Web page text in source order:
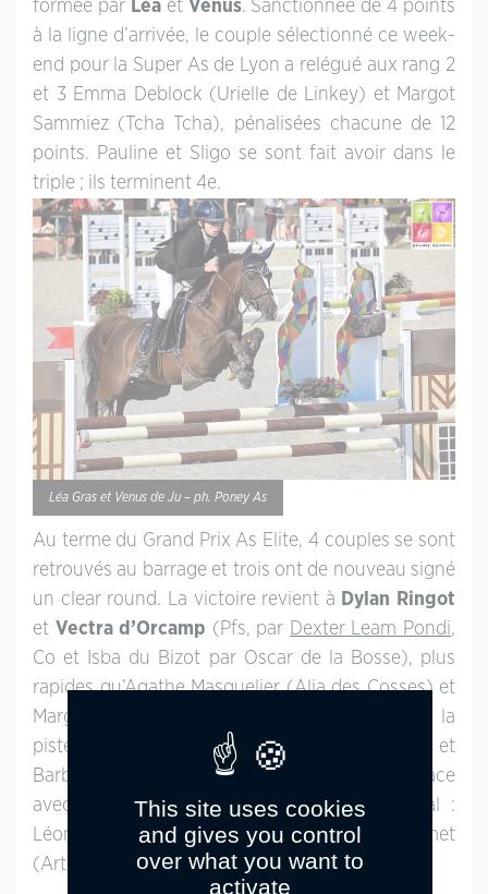
formée par Léaet Vénus. Sanctionnée de 4 points
à la ligne d’arrivée, le couple sélectionné ce week-
end pour la Super As de Lyon a relégué aux rang 2
et 3 Emma Deblock (Urielle de Linkey) et Margot
Sammiez (Tcha Tcha), pénalisées chacune de 12
points. Pauline et Sligo se sont fait avoir dans le
triple ; ils terminent 4e.
Léa Gras et Venus de Ju – ph. Poney As
Au terme du Grand Prix As Elite, 4 couples se sont
retrouvés au barrage et trois ont de nouveau signé
un clear round. La victoire revient à Dylan Ringot
et Vectra d’Orcamp (Pfs, par Dexter Leam Pondi,
Co et Isba du Bizot par Oscar de la Bosse), plus
rapides qu’Agathe Masquelier (Alia des Cosses) et
Margaux Rayet (Astone de Ray). 8 points sur la
piste plus du temps dépassé, Vera Desutter et
Barbie de Blonde terminent 4e. A la 5e et 6e place
avec 4 points de pénalités sur le tour initial :
Léonore Sellier (Ultra Top de Titouan) et Liz Humet
(Artiste de St Foy).
This site uses cookies
and gives you control
over what you want to
activate